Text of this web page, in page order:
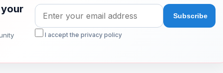
I accept the privacy policy